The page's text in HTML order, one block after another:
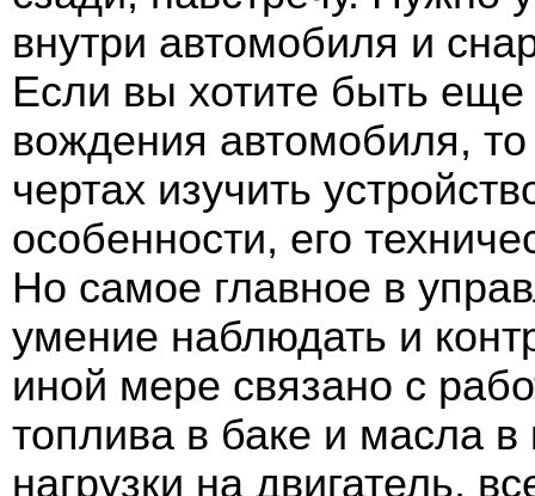
внутри автомобиля и
Если вы хотите быть
вождения автомобиля,
чертах изучить
особенности, его
Но самое главное в
умение наблюдать и
иной мере связано с
топлива в баке и масла
нагрузки на двигатель,